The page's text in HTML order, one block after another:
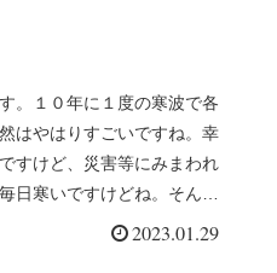
。１０年に１度の寒波で各
はやはりすごいですね。幸
すけど、災害等にみまわれ
日寒いですけどね。そんな
2023.01.29